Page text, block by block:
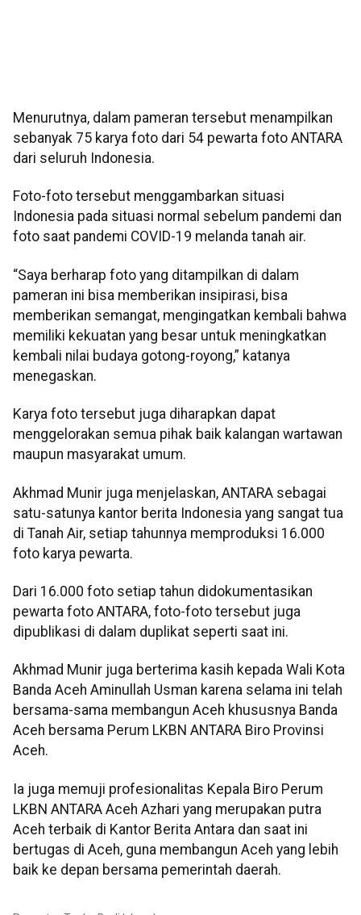
Menurutnya, dalam pameran tersebut menampilkan
sebanyak 75 karya foto dari 54 pewarta foto ANTARA
dari seluruh Indonesia.
Foto-foto tersebut menggambarkan situasi
Indonesia pada situasi normal sebelum pandemi dan
foto saat pandemi COVID-19 melanda tanah air.
“Saya berharap foto yang ditampilkan di dalam
pameran ini bisa memberikan insipirasi, bisa
memberikan semangat, mengingatkan kembali bahwa
memiliki kekuatan yang besar untuk meningkatkan
kembali nilai budaya gotong-royong,” katanya
menegaskan.
Karya foto tersebut juga diharapkan dapat
menggelorakan semua pihak baik kalangan wartawan
maupun masyarakat umum.
Akhmad Munir juga menjelaskan, ANTARA sebagai
satu-satunya kantor berita Indonesia yang sangat tua
di Tanah Air, setiap tahunnya memproduksi 16.000
foto karya pewarta.
Dari 16.000 foto setiap tahun didokumentasikan
pewarta foto ANTARA, foto-foto tersebut juga
dipublikasi di dalam duplikat seperti saat ini.
Akhmad Munir juga berterima kasih kepada Wali Kota
Banda Aceh Aminullah Usman karena selama ini telah
bersama-sama membangun Aceh khususnya Banda
Aceh bersama Perum LKBN ANTARA Biro Provinsi
Aceh.
Ia juga memuji profesionalitas Kepala Biro Perum
LKBN ANTARA Aceh Azhari yang merupakan putra
Aceh terbaik di Kantor Berita Antara dan saat ini
bertugas di Aceh, guna membangun Aceh yang lebih
baik ke depan bersama pemerintah daerah.